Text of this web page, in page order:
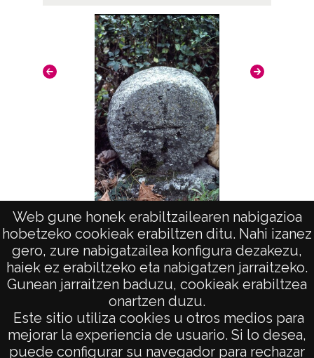
Web gune honek erabiltzailearen nabigazioa
hobetzeko cookieak erabiltzen ditu. Nahi izanez
gero, zure nabigatzailea konfigura dezakezu,
haiek ez erabiltzeko eta nabigatzen jarraitzeko.
Gunean jarraitzen baduzu, cookieak erabiltzea
onartzen duzu.
Este sitio utiliza cookies u otros medios para
mejorar la experiencia de usuario. Si lo desea,
puede configurar su navegador para rechazar
Arte en Navarra estelas funerarias: Oroz-
Betelu
AVISO LEGAL
POLÍTICA DE PRIVACIDAD
ACCESIBILIDAD